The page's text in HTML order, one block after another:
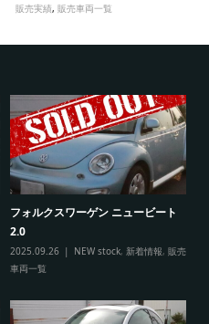
販売実績,販売車両一覧
フォルクスワーゲン ニュービート
2.0
2025.09.26 NEW stock, 新着情報, 販売
車両一覧